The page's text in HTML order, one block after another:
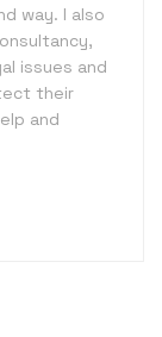
way. I also
issues and
their
and